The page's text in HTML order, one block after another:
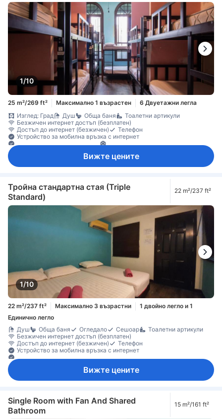
1/10
25 m²/269 ft² Максимално 1 възрастен
6 Двуетажни легла
Изглед: Град
Душ Обща баня
Тоалетни артикули
Безжичен интернет достъп (безплатен)
Достъп до интернет (безжичен)
Телефон
Устройство за мобилна връзка с интернет
Вижте цените
Тройна стандартна стая (Triple
Standard)
22 m²/237 ft²
1/10
22 m²/237 ft² Максимално 3 възрастни
1 двойно легло и 1
Единично легло
Душ
Обща баня Огледало Сешоар
Тоалетни артикули
Безжичен интернет достъп (безплатен)
Достъп до интернет (безжичен)
Телефон
Устройство за мобилна връзка с интернет
Вижте цените
Single Room with Fan And Shared
Bathroom
15 m²/161 ft²